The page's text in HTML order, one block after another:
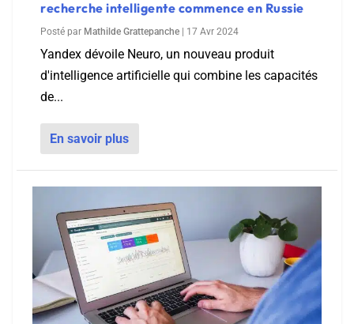
recherche intelligente commence en Russie
Posté par Mathilde Grattepanche | 17 Avr 2024
Yandex dévoile Neuro, un nouveau produit
d'intelligence artificielle qui combine les capacités
de...
En savoir plus